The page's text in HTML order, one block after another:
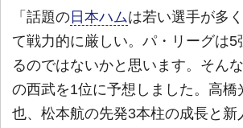
「話題の日本ハムは若い選手が多
て戦力的に厳しい。パ・リーグは5
るのではないかと思います。そん
の西武を1位に予想しました。高橋
也、松本航の先発3本柱の成長と新